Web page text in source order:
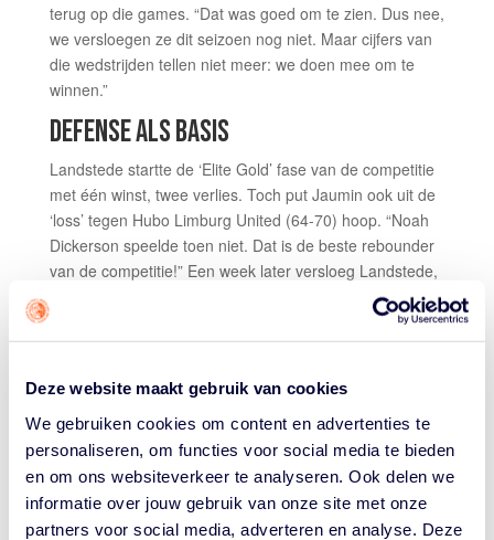
Deze website maakt gebruik van cookies
We gebruiken cookies om content en advertenties te
personaliseren, om functies voor social media te bieden
en om ons websiteverkeer te analyseren. Ook delen we
informatie over jouw gebruik van onze site met onze
partners voor social media, adverteren en analyse. Deze
terug op die games. “Dat was goed om te zien. Dus nee,
we versloegen ze dit seizoen nog niet. Maar cijfers van
die wedstrijden tellen niet meer: we doen mee om te
winnen.”
DEFENSE ALS BASIS
Landstede startte de ‘Elite Gold’ fase van de competitie
met één winst, twee verlies. Toch put Jaumin ook uit de
‘loss’ tegen Hubo Limburg United (64-70) hoop. “Noah
Dickerson speelde toen niet. Dat is de beste rebounder
van de competitie!” Een week later versloeg Landstede,
wederom zonder de Amerikaan, Antwerpen met 72-69.
Eerder miste ook spelverdeler Darius Quisenberry
speeltijd. Jaumin en de Hammers overwonnen die
De weerbaarheid kenmerkt het team, aldus Jaumin. “We
zijn als team een geheel. Het maakt ons niet uit wie de
baskets maakt, wij hebben niet die speler die steevast
25 punten scoort. Of het nu Tim Hoeve, Jack Pagenkopf
of Terrence Bieshaar is: er staat altijd iemand op.”